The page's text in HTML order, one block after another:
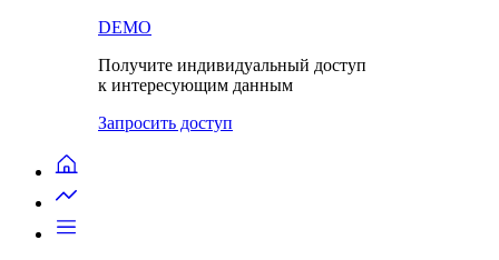
DEMO
Получите индивидуальный доступ
к интересующим данным
Запросить доступ